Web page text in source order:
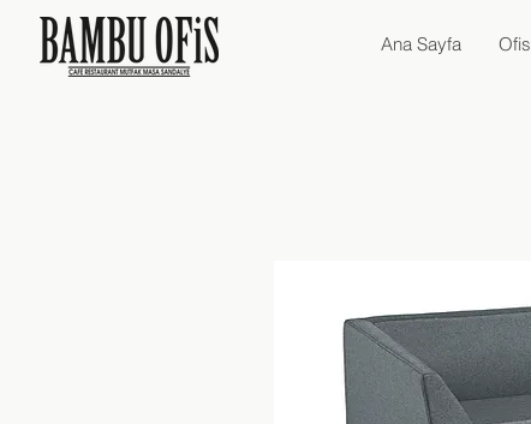
Ana Sayfa Ofis